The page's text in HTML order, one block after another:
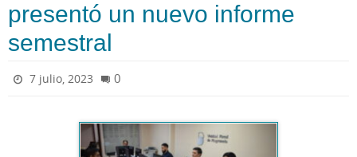
presentó un nuevo informe
semestral
7 julio, 2023 0